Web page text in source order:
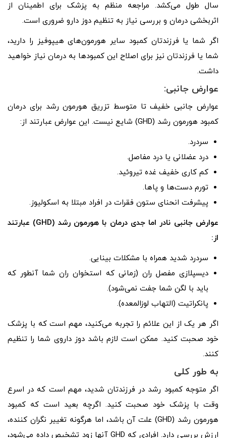
سال طول می‌کشد. مراجعه منظم به پزشک برای اطمینان از
اثربخشی درمان و بررسی نیاز به تنظیم دوز دارو ضروری است.
اگر شما یا فرزندتان کمبود سایر هورمون‌های هیپوفیز را دارید،
شما یا فرزندتان نیز برای اصلاح این کمبودها به درمان نیاز خواهید
داشت.
عوارض جانبی:
عوارض جانبی خفیف تا متوسط ​​تزریق هورمون رشد برای درمان
کمبود هورمون رشد (GHD) شایع نیست. این عوارض عبارتند از:
سردرد.
درد عضلانی یا درد مفاصل.
کم کاری خفیف غده تیروئید.
تورم دست‌ها و پاها.
پیشرفت انحنای ستون فقرات در افراد مبتلا به اسکولیوز.
عوارض جانبی نادر اما جدی درمان با هورمون رشد (GHD) عبارتند
از:
سردرد شدید همراه با مشکلات بینایی.
دیسپلازی مفصل ران (زمانی که استخوان ران شما آنطور که
باید با لگن شما جفت نمی‌شود).
پانکراتیت (التهاب لوزالمعده).
اگر هر یک از این علائم را تجربه می‌کنید، مهم است که با پزشک
خود صحبت کنید. ممکن است لازم باشد دوز داروی شما را تنظیم
کنند.
به طور کلی
اگر متوجه کمبود رشد در فرزندتان شدید، مهم است که در اسرع
وقت با پزشک خود صحبت کنید. اگرچه بعید است که کمبود
هورمون رشد (GHD) علت آن باشد، اما هرگونه تغییر نگران کننده،
ارزش بررسی دارد. افرادی که GHD آنها زود تشخیص داده می‌شود،